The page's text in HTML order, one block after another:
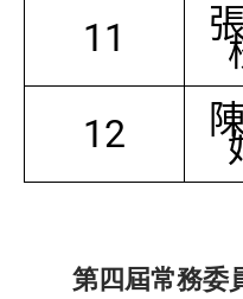
11
12
第四屆常務